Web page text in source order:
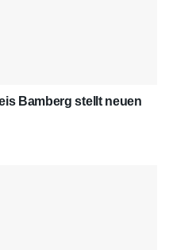
Bamberg stellt neuen